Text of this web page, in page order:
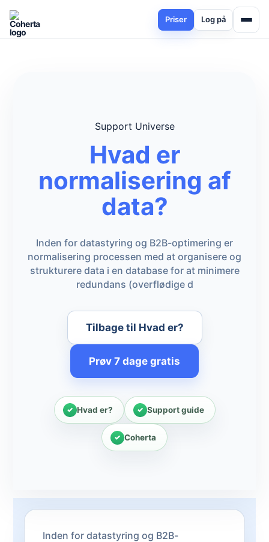
Priser Log på
Support Universe
Hvad er
normalisering af
data?
Inden for datastyring og B2B-optimering er
normalisering processen med at organisere og
strukturere data i en database for at minimere
redundans (overflødige d
Tilbage til Hvad er?
Prøv 7 dage gratis
Hvad er? Support guide
Coherta
Inden for datastyring og B2B-